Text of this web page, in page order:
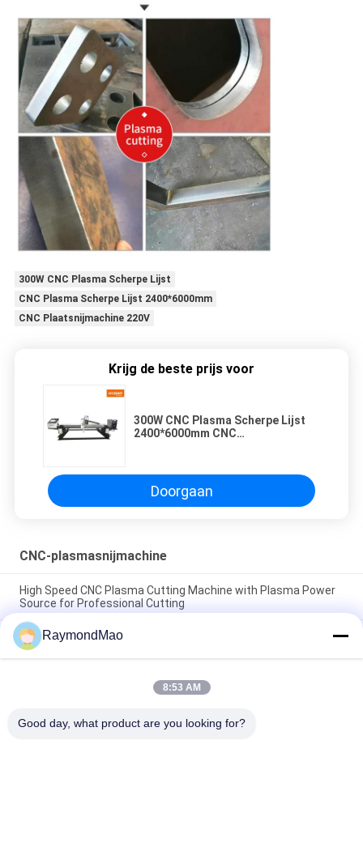
300W CNC Plasma Scherpe Lijst
CNC Plasma Scherpe Lijst 2400*6000mm
CNC Plaatsnijmachine 220V
Krijg de beste prijs voor
300W CNC Plasma Scherpe Lijst
2400*6000mm CNC
Doorgaan
CNC-plasmasnijmachine
High Speed CNC Plasma Cutting Machine with Plasma Power
Source for Professional Cutting
Plasma Cutter with IP54 Protection Level, 0.5-50mm Cutting
Thickness
CNC Plasma Cutting Table with High Precision Rack And Pinion
Transmission System, AC220V/380V Power Supply, Working
RaymondMao
8:53 AM
Good day, what product are you looking for?